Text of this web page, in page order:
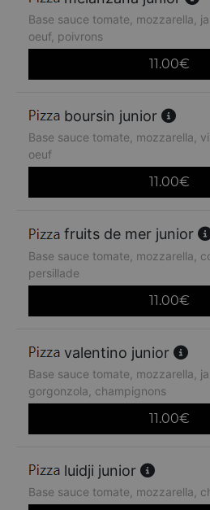
Base sauce tomate, mozzarella,
oeuf, poivrons
11.00€
boursin junior
Base sauce tomate, mozzarella,
oeuf
11.00€
fruits de mer junior
Base sauce tomate, mozzarella,
persillade
11.00€
valentino junior
Base sauce tomate, mozzarella,
gorgonzola, champignons
11.00€
luidji junior
Base sauce tomate, mozzarella,